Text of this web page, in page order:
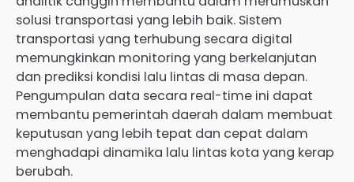
solusi transportasi yang lebih baik. Sistem
transportasi yang terhubung secara digital
memungkinkan monitoring yang berkelanjutan
dan prediksi kondisi lalu lintas di masa depan.
Pengumpulan data secara real-time ini dapat
membantu pemerintah daerah dalam membuat
keputusan yang lebih tepat dan cepat dalam
menghadapi dinamika lalu lintas kota yang kerap
berubah.